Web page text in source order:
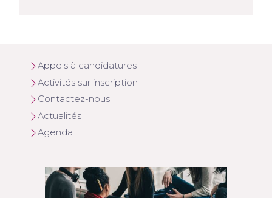
Appels à candidatures
Activités sur inscription
Contactez-nous
Actualités
Agenda